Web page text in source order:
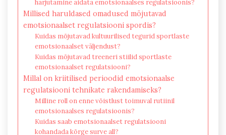
harjutamine aidata emotsionaalses regulatsioonis?
Millised haruldased omadused mõjutavad
emotsionaalset regulatsiooni spordis?
Kuidas mõjutavad kultuurilised tegurid sportlaste
emotsionaalset väljendust?
Kuidas mõjutavad treeneri stiilid sportlaste
emotsionaalset regulatsiooni?
Millal on kriitilised perioodid emotsionaalse
regulatsiooni tehnikate rakendamiseks?
Milline roll on enne võistlust toimuval rutiinil
emotsionaalses regulatsioonis?
Kuidas saab emotsionaalset regulatsiooni
kohandada kõrge surve all?